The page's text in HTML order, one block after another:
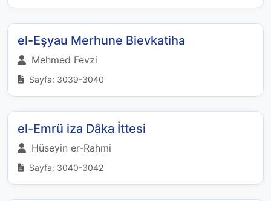
el-Eşyau Merhune Bievkatiha
Mehmed Fevzi
Sayfa: 3039-3040
el-Emrü iza Dâka İttesi
Hüseyin er-Rahmi
Sayfa: 3040-3042